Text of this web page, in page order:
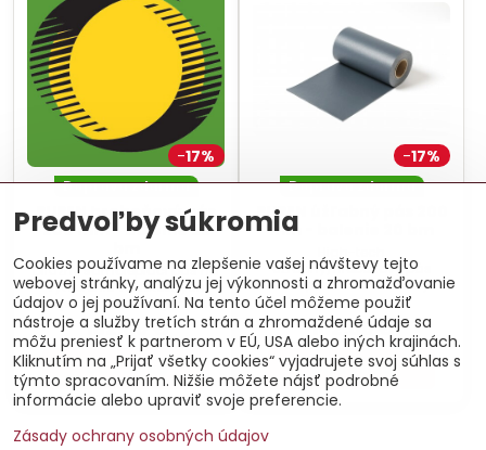
17%
Doprava zdarma
PUREN hrebeňový pás
200 mm - balenie 25
Difúzny samolepiaci pás na
vytvorenie vodotesných
spojov v hrebeňovej oblasti
šikmej strechy.
102,09 €
Do košíka
17%
Doprava zdarma
PUREN úžľabný pás 200
mm - balenie 20 bm
úžľabný/hrebeňový pás
samolepiaci zvarovateľný za
tepla aj studena.
102,09 €
Do košíka
Predvoľby súkromia
Cookies používame na zlepšenie vašej návštevy tejto
webovej stránky, analýzu jej výkonnosti a zhromažďovanie
údajov o jej používaní. Na tento účel môžeme použiť
nástroje a služby tretích strán a zhromaždené údaje sa
môžu preniesť k partnerom v EÚ, USA alebo iných krajinách.
Kliknutím na „Prijať všetky cookies“ vyjadrujete svoj súhlas s
týmto spracovaním. Nižšie môžete nájsť podrobné
informácie alebo upraviť svoje preferencie.
Zásady ochrany osobných údajov